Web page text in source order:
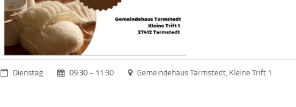
Dienstag 09:30 – 11:30 Gemeindehaus Tarmstedt, Kleine Trift 1